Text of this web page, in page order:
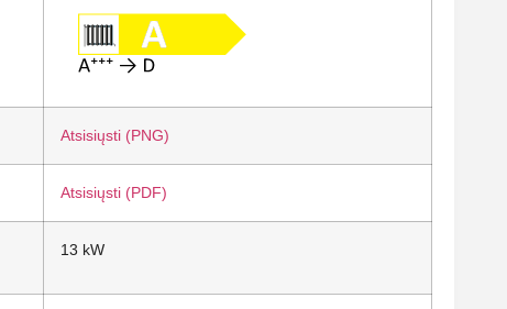
Atsisiųsti (PNG)
Atsisiųsti (PDF)
13 kW